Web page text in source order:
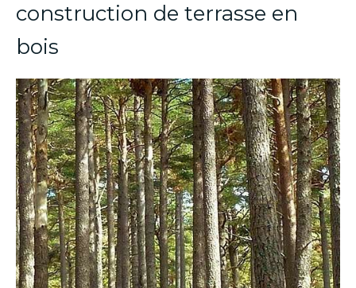
construction de terrasse en
bois